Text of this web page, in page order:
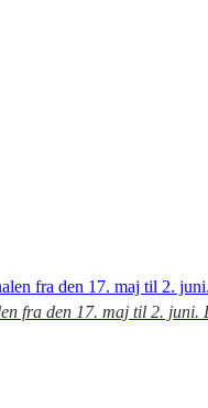
fra den 17. maj til 2.